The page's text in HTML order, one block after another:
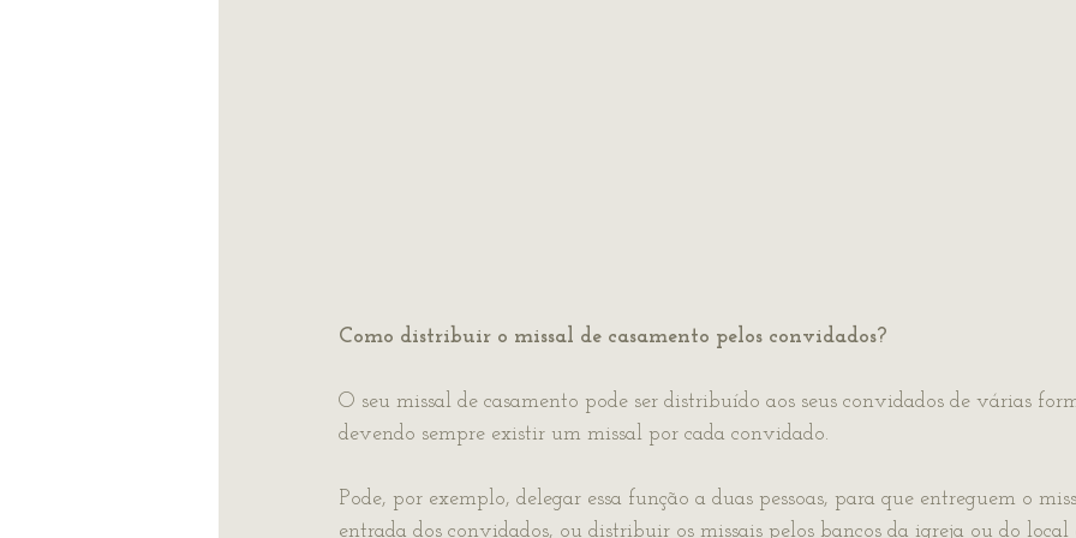
Como distribuir o missal de casamento pelos convidados?
O seu missal de casamento pode ser distribuído aos seus convidados de várias
devendo sempre existir um missal por cada convidado.
Pode, por exemplo, delegar essa função a duas pessoas, para que entreguem o
entrada dos convidados, ou distribuir os missais pelos bancos da igreja ou do